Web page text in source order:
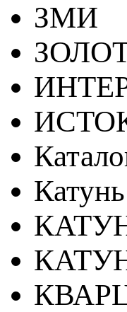
ЗМИ
Катунь